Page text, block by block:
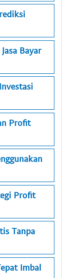
Bayar
Profit
Profit
Tanpa
Imbal